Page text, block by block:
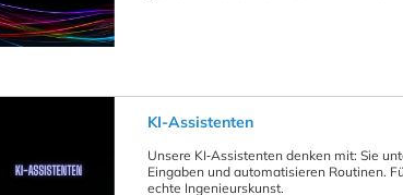
KI-Assistenten
Unsere KI‑Assistenten denken mit: Sie
Eingaben und automatisieren Routinen.
echte Ingenieurskunst.